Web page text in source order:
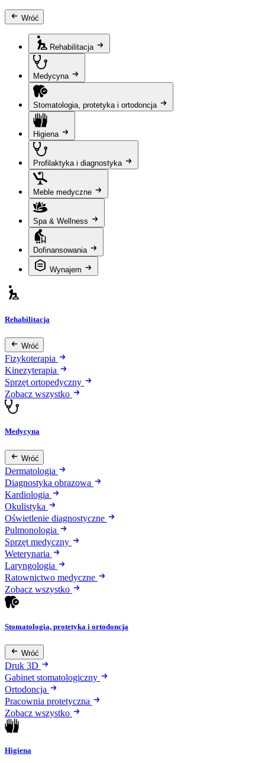
Wróć
Rehabilitacja
Medycyna
Stomatologia, protetyka i ortodoncja
Higiena
Profilaktyka i diagnostyka
Meble medyczne
Spa & Wellness
Dofinansowania
Wynajem
Rehabilitacja
Wróć
Fizykoterapia
Kinezyterapia
Sprzęt ortopedyczny
Zobacz wszystko
Medycyna
Wróć
Dermatologia
Diagnostyka obrazowa
Kardiologia
Okulistyka
Oświetlenie diagnostyczne
Pulmonologia
Sprzęt medyczny
Weterynaria
Laryngologia
Ratownictwo medyczne
Zobacz wszystko
Stomatologia, protetyka i ortodoncja
Wróć
Druk 3D
Gabinet stomatologiczny
Ortodoncja
Pracownia protetyczna
Zobacz wszystko
Higiena